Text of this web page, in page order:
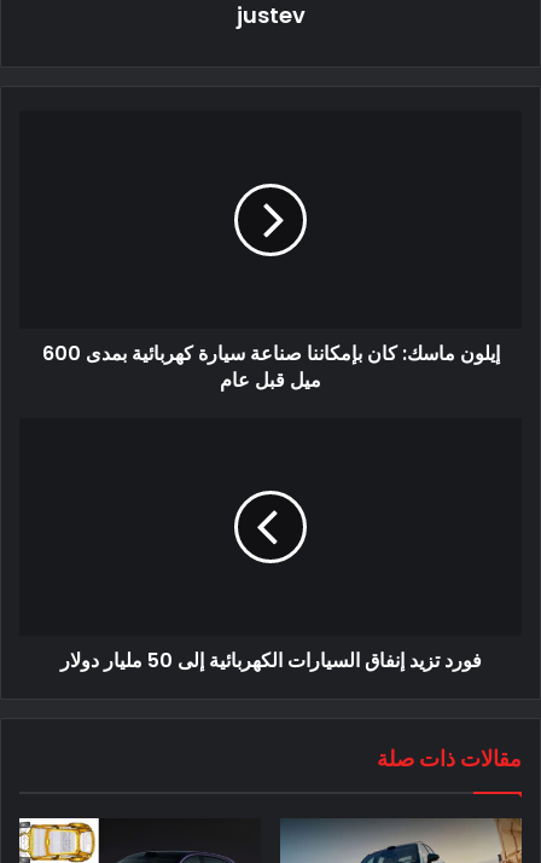
نرى أيضًا غطاءًا قصيرًا منتفخًا مع ما يشبه فتحة التهوية في
المنتصف. يكشف المظهر الجانبي أيضًا عن خط سقف أملس مدبب
نحو الخلف ، وبيت زجاجي صغير نسبيًا ، وأقواس عجلات عضلية.
تُظهر شاحنة رام الكهربائية ، التي تُرى من الخلف ، مصابيح خلفية
باستمرار بتقييم ما يفعله منافسوها وتعديل الشاحنة كل شهر ، كما
كشف الرئيس التنفيذي لشركة Stellantis Carlos Tavares الشهر
justev
إيلون ماسك: كان بإمكاننا صناعة سيارة كهربائية بمدى 600
ميل قبل عام
فورد تزيد إنفاق السيارات الكهربائية إلى 50 مليار دولار
مقالات ذات صلة